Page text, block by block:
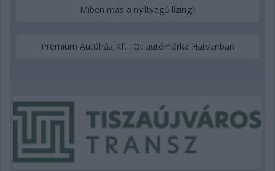
Miben más a nyíltvégű lízing?
Prémium Autóház Kft.: Öt autómárka Hatvanban